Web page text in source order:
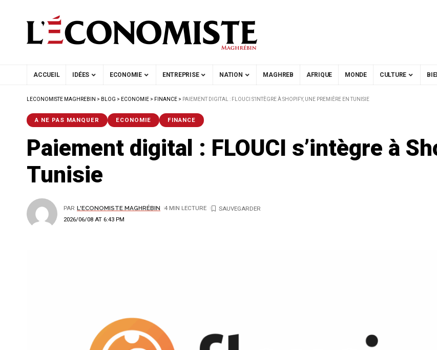
ACCUEIL IDÉES ECONOMIE ENTREPRISE NATION MAGHREB AFRIQUE MONDE CULTURE
LECONOMISTE MAGHREBIN > BLOG > ECONOMIE > FINANCE > PAIEMENT DIGITAL : FLOUCI S’INTÈGRE À SHOPIFY, UNE PREMIÈRE EN TUNISIE
A NE PAS MANQUER ECONOMIE FINANCE
Paiement digital : FLOUCI s’intègre à
Tunisie
2026/06/08 AT 6:43 PM
PAR L'ECONOMISTE MAGHRÉBIN 4 MIN LECTURE